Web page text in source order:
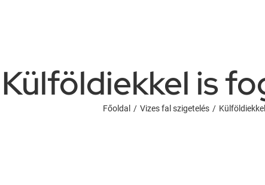
Külföldiekkel is
Főoldal / Vizes fal szigetelés /